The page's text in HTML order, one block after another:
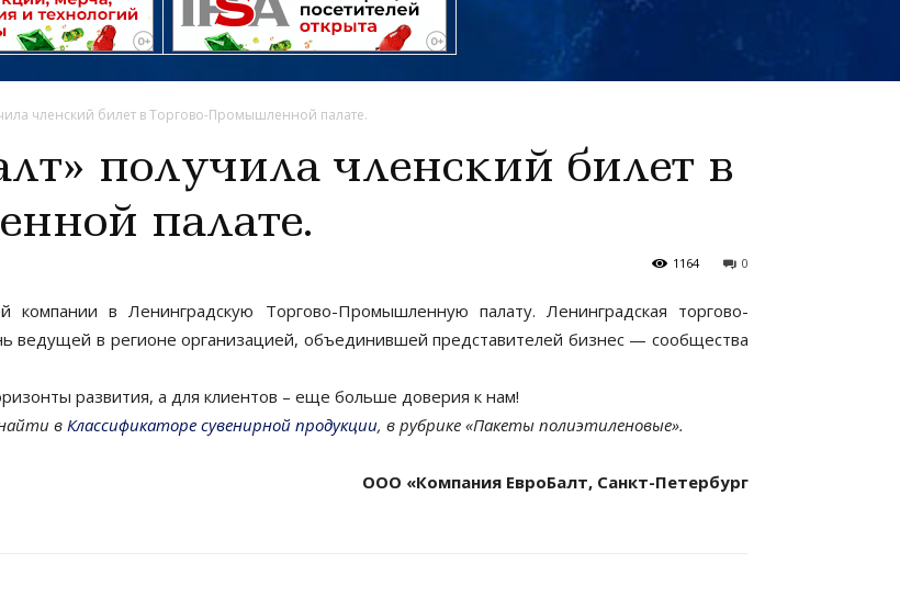
членский билет в Торгово-Промышленной палате.
получила членский билет в
палате.
0
1164
в Ленинградскую Торгово-Промышленную палату. Ленинградская торгово-
ведущей в регионе организацией, объединившей представителей бизнес — сообщества
развития, а для клиентов – еще больше доверия к нам!
в Классификаторе сувенирной продукции, в рубрике «Пакеты полиэтиленовые».
ООО «Компания ЕвроБалт, Санкт-Петербург